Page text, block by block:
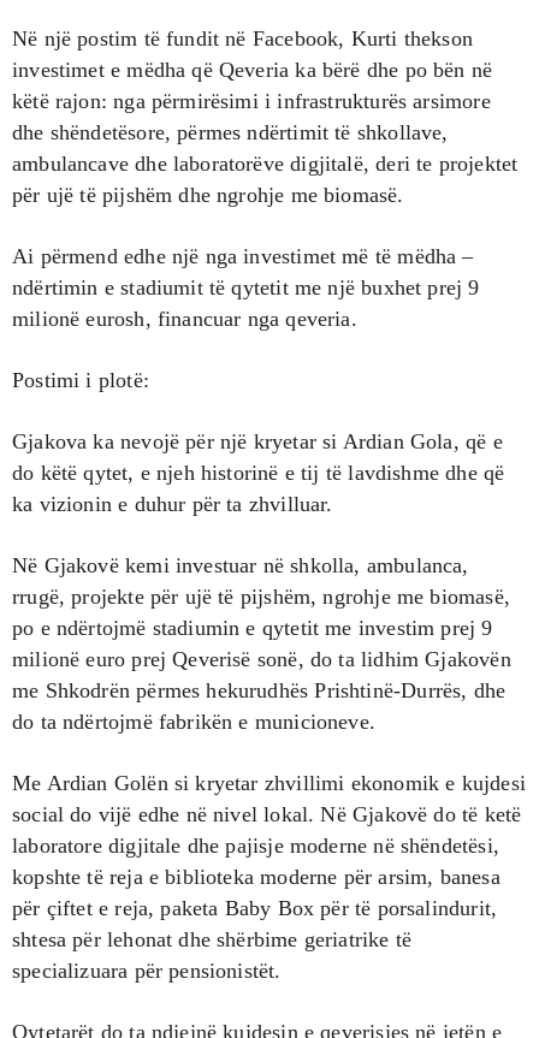
Në një postim të fundit në Facebook, Kurti thekson
investimet e mëdha që Qeveria ka bërë dhe po bën në
këtë rajon: nga përmirësimi i infrastrukturës arsimore
dhe shëndetësore, përmes ndërtimit të shkollave,
ambulancave dhe laboratorëve digjitalë, deri te projektet
për ujë të pijshëm dhe ngrohje me biomasë.
Ai përmend edhe një nga investimet më të mëdha –
ndërtimin e stadiumit të qytetit me një buxhet prej 9
milionë eurosh, financuar nga qeveria.
Postimi i plotë:
Gjakova ka nevojë për një kryetar si Ardian Gola, që e
do këtë qytet, e njeh historinë e tij të lavdishme dhe që
ka vizionin e duhur për ta zhvilluar.
Në Gjakovë kemi investuar në shkolla, ambulanca,
rrugë, projekte për ujë të pijshëm, ngrohje me biomasë,
po e ndërtojmë stadiumin e qytetit me investim prej 9
milionë euro prej Qeverisë sonë, do ta lidhim Gjakovën
me Shkodrën përmes hekurudhës Prishtinë-Durrës, dhe
do ta ndërtojmë fabrikën e municioneve.
Me Ardian Golën si kryetar zhvillimi ekonomik e kujdesi
social do vijë edhe në nivel lokal. Në Gjakovë do të ketë
laboratore digjitale dhe pajisje moderne në shëndetësi,
kopshte të reja e biblioteka moderne për arsim, banesa
për çiftet e reja, paketa Baby Box për të porsalindurit,
shtesa për lehonat dhe shërbime geriatrike të
specializuara për pensionistët.
Qytetarët do ta ndjejnë kujdesin e qeverisjes në jetën e